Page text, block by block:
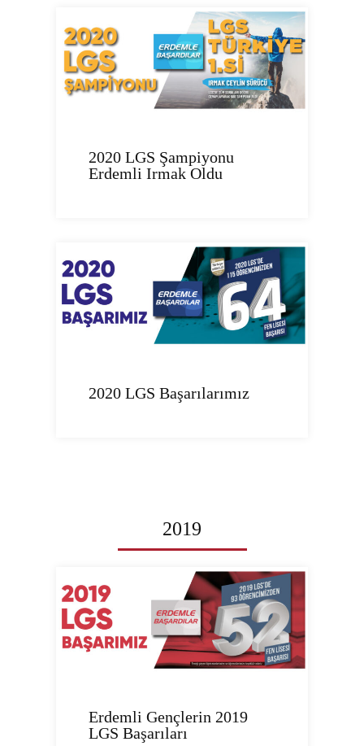
2020 LGS Şampiyonu
Erdemli Irmak Oldu
2020 LGS Başarılarımız
2019
Erdemli Gençlerin 2019
LGS Başarıları